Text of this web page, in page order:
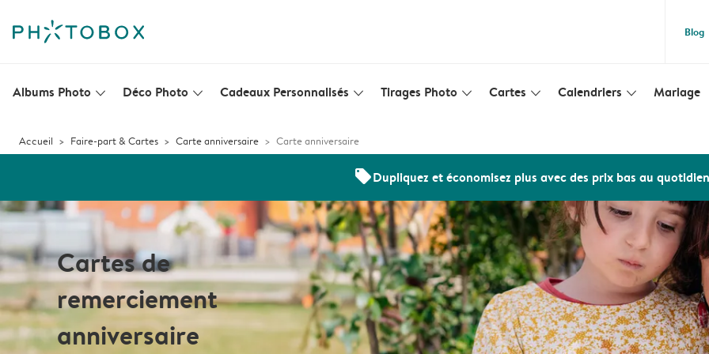
Blog
Albums Photo slim_arrow_down Déco Photo slim_arrow_down Cadeaux Personnalisés slim_arrow_down Tirages Photo slim_arrow_down Cartes slim_arrow_down Calendriers slim_arrow_down Mariage
Accueil Faire-part & Cartes Carte anniversaire Carte anniversaire
offersDupliquez et économisez plus avec des prix bas au quotidien
Cartes de
remerciement
anniversaire